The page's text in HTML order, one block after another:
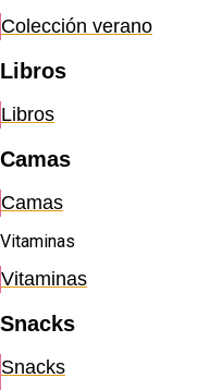
Colección verano
Libros
Libros
Camas
Camas
Vitaminas
Vitaminas
Snacks
Snacks